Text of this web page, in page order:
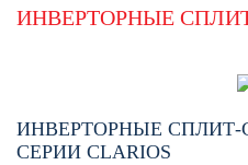
ИНВЕРТОРНЫЕ
ИНВЕРТОРНЫЕ СПЛИТ-
СЕРИИ CLARIOS